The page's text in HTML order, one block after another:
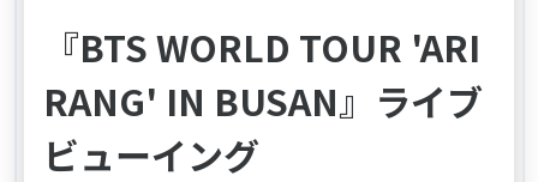
『BTS WORLD TOUR 'ARI
RANG' IN BUSAN』ライブ
ビューイング